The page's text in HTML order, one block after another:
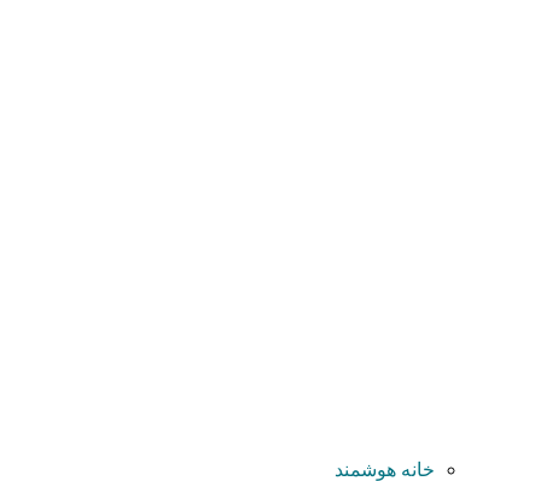
خانه هوشمند